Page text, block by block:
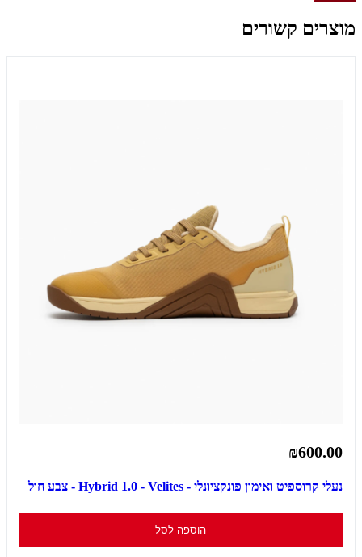
מוצרים קשורים
₪600.00
נעלי קרוספיט ואימון פונקציונלי - Hybrid 1.0 - Velites - צבע חול
הוספה לסל